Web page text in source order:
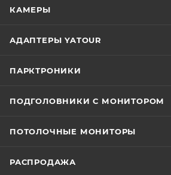
КАМЕРЫ
АДАПТЕРЫ YATOUR
ПАРКТРОНИКИ
ПОДГОЛОВНИКИ С МОНИТОРОМ
ПОТОЛОЧНЫЕ МОНИТОРЫ
РАСПРОДАЖА